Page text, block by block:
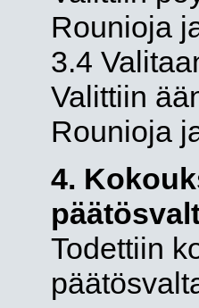
Rounioja
3.4
Valittiin
Rounioja
4.
Todettiin